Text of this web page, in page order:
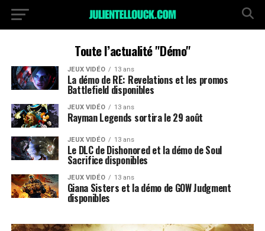
Toute l’actualité "Démo"
JEUX VIDÉO 13 ans
La démo de RE: Revelations et les promos
Battlefield disponibles
JEUX VIDÉO 13 ans
Rayman Legends sortira le 29 août
JEUX VIDÉO 13 ans
Le DLC de Dishonored et la démo de Soul
Sacrifice disponibles
JEUX VIDÉO 13 ans
Giana Sisters et la démo de GOW Judgment
disponibles